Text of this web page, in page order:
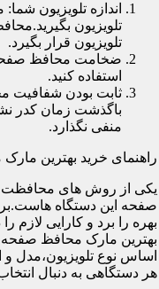
اندازه تلویزیون
تلویزیون
تلویزیون قرار بگیرد.
ضخامت محافظ
استفاده کنید.
ثابت بودن شفافیت
باگذشت زمان کدر
منفی نگذارد.
راهنمای خرید بهترین
یکی از روش های محافظت
صفحه این دستگاه
بهره را برد و کارایی لازم
بهترین مارک محافظ صفحه
اساس نوع تلویزیون،مدل و
هر دستگاهی به دنبال